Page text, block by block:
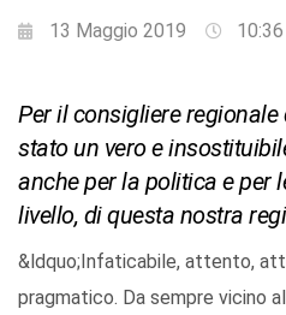
13 Maggio 2019 10:36
Per il consigliere regionale
stato un vero e
anche per la politica e per
livello, di questa nostra
&ldquo;Infaticabile, attento,
pragmatico. Da sempre vicino